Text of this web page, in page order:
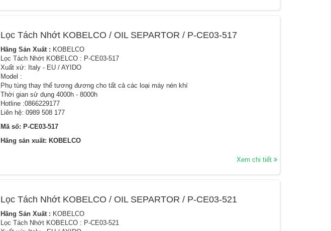
Lọc Tách Nhớt KOBELCO / OIL SEPARTOR / P-CE03-517
Hãng Sản Xuất : KOBELCO
Lọc Tách Nhớt KOBELCO : P-CE03-517
Xuất xứ: Italy - EU / AYIDO
Model :
Phụ tùng thay thế tương đương cho tất cả các loại máy nén khí
Thời gian sử dụng 4000h - 8000h
Hotline :0866229177
Liên hệ: 0989 508 177
Mã số: P-CE03-517
Hãng sản xuất: KOBELCO
Xem chi tiết
Lọc Tách Nhớt KOBELCO / OIL SEPARTOR / P-CE03-521
Hãng Sản Xuất : KOBELCO
Lọc Tách Nhớt KOBELCO : P-CE03-521